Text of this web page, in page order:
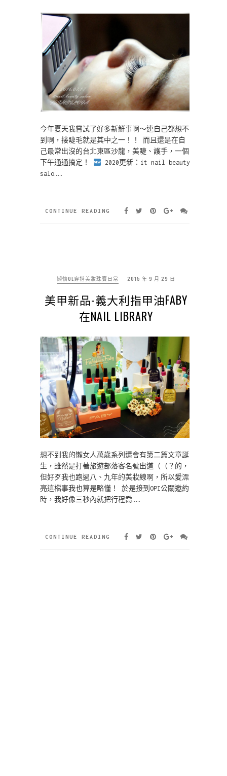
今年夏天我嘗試了好多新鮮事啊～連自己都想不
到啊，接睫毛就是其中之一！！ 而且還是在自
己最常出沒的台北東區沙龍，美睫、護手，一個
下午通通搞定！
2020更新：it nail beauty
salo……
CONTINUE READING
懶惰OL穿搭美妝珠寶日常 2015 年 9 月 29 日
美甲新品-義大利指甲油FABY
在NAIL LIBRARY
想不到我的懶女人萬歲系列還會有第二篇文章誕
生，雖然是打著旅遊部落客名號出道（（？的，
但好歹我也跑過八、九年的美妝線啊，所以愛漂
亮這檔事我也算是略懂！ 於是接到OPI公關邀約
時，我好像三秒內就把行程喬……
CONTINUE READING